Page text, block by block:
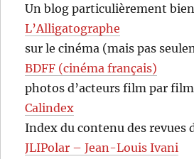
Un blog particulièrement
L’Alligatographe
sur le cinéma (mais pas
BDFF (cinéma français)
photos d’acteurs film par film
Calindex
Index du contenu des revues
JLIPolar – Jean-Louis Ivani